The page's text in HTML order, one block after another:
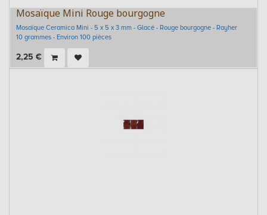
Mosaïque Mini Rouge bourgogne
Mosaïque Ceramica Mini - 5 x 5 x 3 mm - Glacé - Rouge bourgogne - Rayher
10 grammes - Environ 100 pièces
2,25 €